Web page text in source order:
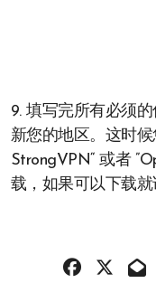
9. 填写完所有必须
新您的地区。这时
StrongVPN“ 或者
载，如果可以下载就